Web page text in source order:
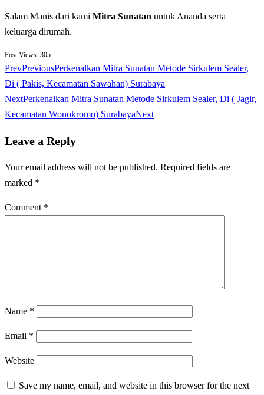
Salam Manis dari kami Mitra Sunatan untuk Ananda serta
keluarga dirumah.
Post Views: 305
PrevPreviousPerkenalkan Mitra Sunatan Metode Sirkulem Sealer,
Di ( Pakis, Kecamatan Sawahan) Surabaya
NextPerkenalkan Mitra Sunatan Metode Sirkulem Sealer, Di ( Jagir,
Kecamatan Wonokromo) SurabayaNext
Leave a Reply
Your email address will not be published. Required fields are
marked *
Comment *
Name *
Email *
Website
Save my name, email, and website in this browser for the next